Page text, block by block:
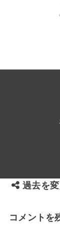
過去を
コメントを